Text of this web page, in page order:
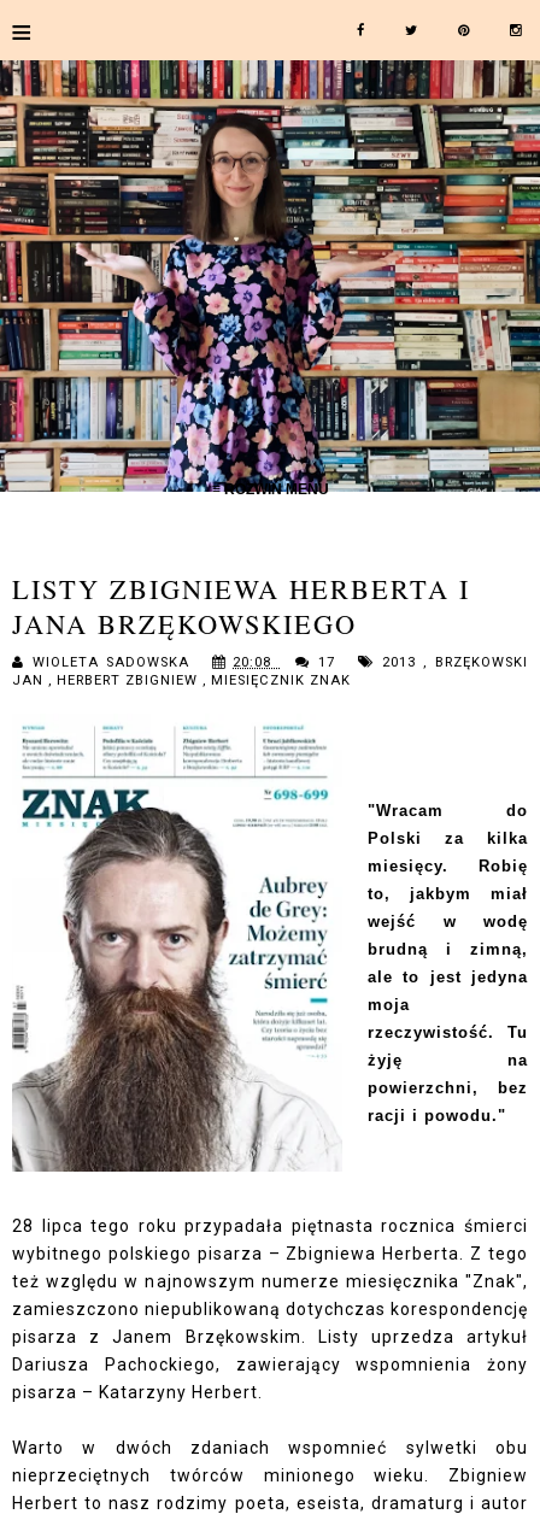
≡
≡ ROZWIŃ MENU
LISTY ZBIGNIEWA HERBERTA I
JANA BRZĘKOWSKIEGO
WIOLETA SADOWSKA 20:08 17 2013,
BRZĘKOWSKI
JAN , HERBERT ZBIGNIEW , MIESIĘCZNIK ZNAK
"Wracam do
Polski za kilka
miesięcy. Robię
to, jakbym miał
wejść w wodę
brudną i zimną,
ale to jest jedyna
moja
rzeczywistość. Tu
żyję na
powierzchni, bez
racji i powodu."
28 lipca tego roku przypadała piętnasta rocznica śmierci
wybitnego polskiego pisarza – Zbigniewa Herberta. Z tego
też względu w najnowszym numerze miesięcznika "Znak",
zamieszczono niepublikowaną dotychczas korespondencję
pisarza z Janem Brzękowskim. Listy uprzedza artykuł
Dariusza Pachockiego, zawierający wspomnienia żony
pisarza – Katarzyny Herbert.
Warto w dwóch zdaniach wspomnieć sylwetki obu
nieprzeciętnych twórców minionego wieku.
Zbigniew
Herbert to nasz rodzimy poeta, eseista, dramaturg i autor